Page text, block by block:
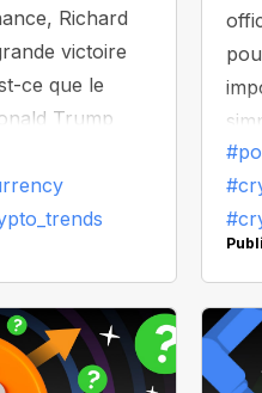
Richard
victoire
ce que le
Trump
du marché